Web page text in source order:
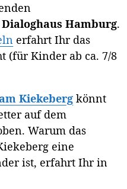
Dialoghaus Hamburg.
erfahrt Ihr das
(für Kinder ab ca. 7/8
Kiekeberg könnt
auf dem
Warum das
eine
ist, erfahrt Ihr in